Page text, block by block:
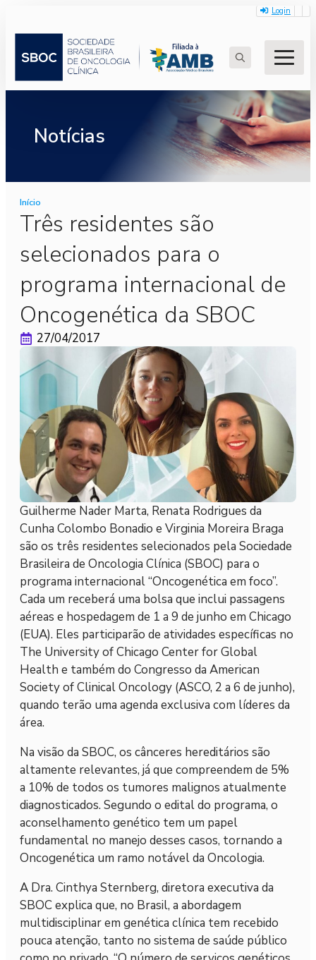
Login
for:
Notícias
Início
Três residentes são
selecionados para o
programa internacional de
Oncogenética da SBOC
27/04/2017
Guilherme Nader Marta, Renata Rodrigues da
Cunha Colombo Bonadio e Virginia Moreira Braga
são os três residentes selecionados pela Sociedade
Brasileira de Oncologia Clínica (SBOC) para o
programa internacional “Oncogenética em foco”.
Cada um receberá uma bolsa que inclui passagens
aéreas e hospedagem de 1 a 9 de junho em Chicago
(EUA). Eles participarão de atividades específicas no
The University of Chicago Center for Global
Health e também do Congresso da American
Society of Clinical Oncology (ASCO, 2 a 6 de junho),
quando terão uma agenda exclusiva com líderes da
área.
Na visão da SBOC, os cânceres hereditários são
altamente relevantes, já que compreendem de 5%
a 10% de todos os tumores malignos atualmente
diagnosticados. Segundo o edital do programa, o
aconselhamento genético tem um papel
fundamental no manejo desses casos, tornando a
Oncogenética um ramo notável da Oncologia.
A Dra. Cinthya Sternberg, diretora executiva da
SBOC explica que, no Brasil, a abordagem
multidisciplinar em genética clínica tem recebido
pouca atenção, tanto no sistema de saúde público